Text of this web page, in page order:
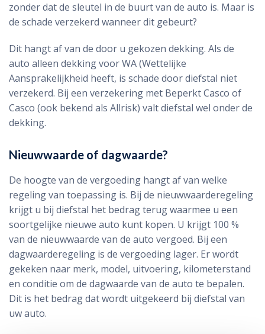
zonder dat de sleutel in de buurt van de auto is. Maar is
de schade verzekerd wanneer dit gebeurt?
Dit hangt af van de door u gekozen dekking. Als de
auto alleen dekking voor WA (Wettelijke
Aansprakelijkheid heeft, is schade door diefstal niet
verzekerd. Bij een verzekering met Beperkt Casco of
Casco (ook bekend als Allrisk) valt diefstal wel onder de
dekking.
Nieuwwaarde of dagwaarde?
De hoogte van de vergoeding hangt af van welke
regeling van toepassing is. Bij de nieuwwaarderegeling
krijgt u bij diefstal het bedrag terug waarmee u een
soortgelijke nieuwe auto kunt kopen. U krijgt 100 %
van de nieuwwaarde van de auto vergoed. Bij een
dagwaarderegeling is de vergoeding lager. Er wordt
gekeken naar merk, model, uitvoering, kilometerstand
en conditie om de dagwaarde van de auto te bepalen.
Dit is het bedrag dat wordt uitgekeerd bij diefstal van
uw auto.